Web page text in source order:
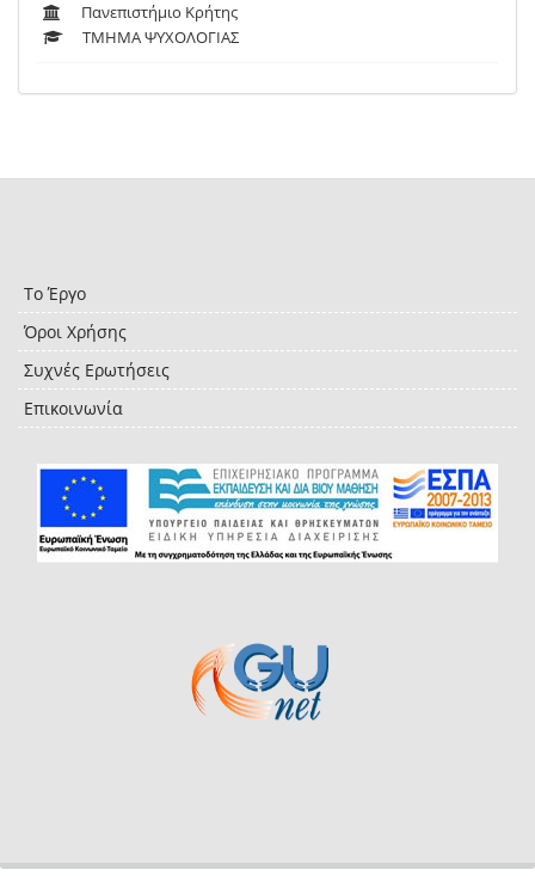
Πανεπιστήμιο Κρήτης
ΤΜΗΜΑ ΨΥΧΟΛΟΓΙΑΣ
Το Έργο
Όροι Χρήσης
Συχνές Ερωτήσεις
Επικοινωνία